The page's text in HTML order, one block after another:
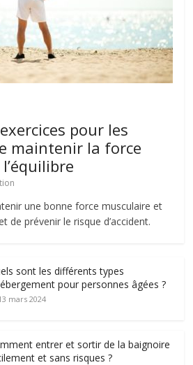
pour les
maintenir la force
une bonne force musculaire et
de prévenir le risque d’accident.
sont les différents types
pour personnes âgées ?
mars 2024
entrer et sortir de la baignoire
et sans risques ?